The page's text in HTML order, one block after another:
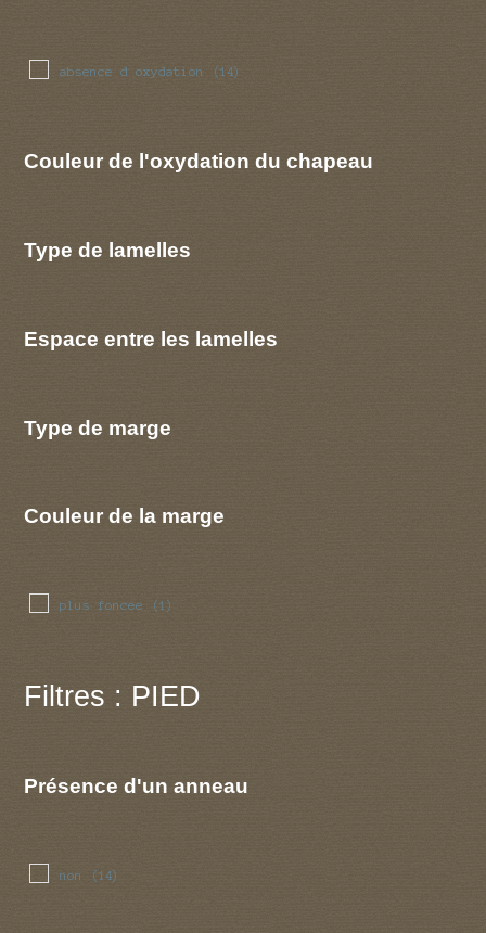
absence d oxydation (14)
Couleur de l'oxydation du chapeau
Type de lamelles
Espace entre les lamelles
Type de marge
Couleur de la marge
plus foncee (1)
Filtres : PIED
Présence d'un anneau
non (14)